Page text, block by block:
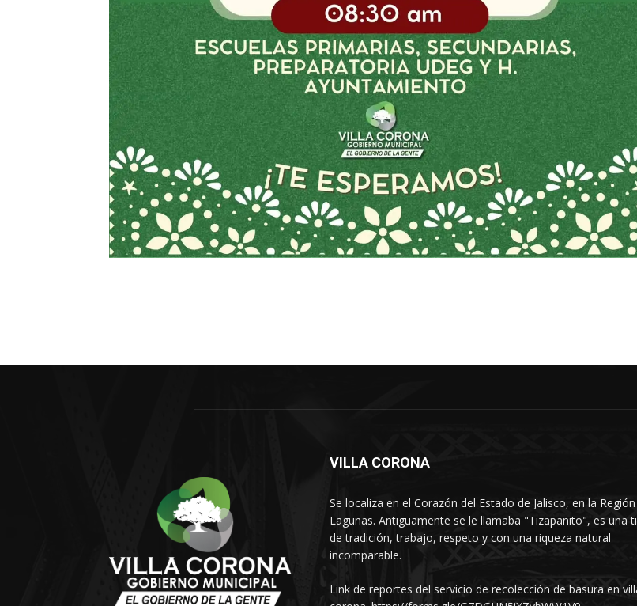
VILLA CORONA
Se localiza en el Corazón del Estado de Jalisco, en la Región
Lagunas. Antiguamente se le llamaba "Tizapanito", es una
de tradición, trabajo, respeto y con una riqueza natural
incomparable.
Link de reportes del servicio de recolección de basura en